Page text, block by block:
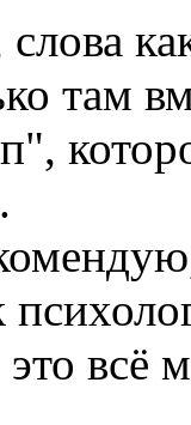
там
это всё